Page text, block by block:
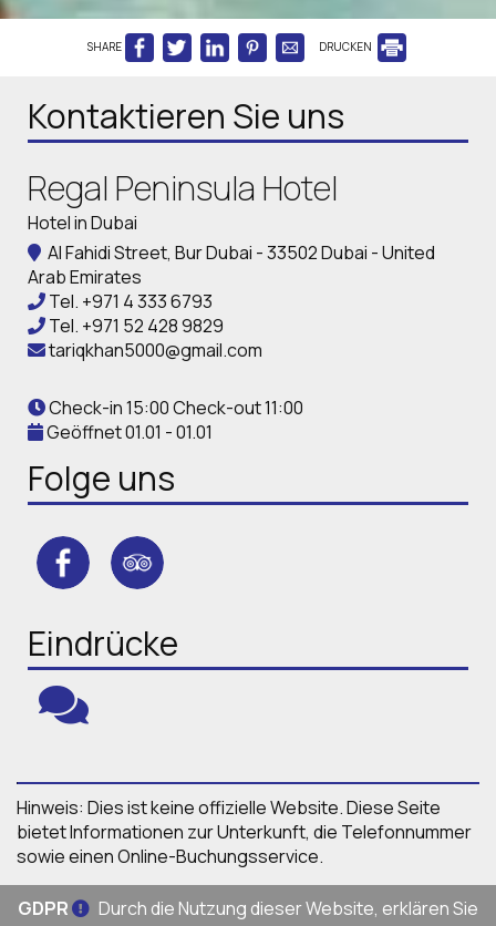
SHARE DRUCKEN
Kontaktieren Sie uns
Regal Peninsula Hotel
Hotel in Dubai
Al Fahidi Street, Bur Dubai - 33502 Dubai - United
Arab Emirates
Tel. +971 4 333 6793
Tel. +971 52 428 9829
tariqkhan5000@gmail.com
Check-in 15:00 Check-out 11:00
Geöffnet 01.01 - 01.01
Folge uns
Eindrücke
Hinweis: Dies ist keine offizielle Website. Diese Seite
bietet Informationen zur Unterkunft, die Telefonnummer
sowie einen Online-Buchungsservice.
GDPR
Durch die Nutzung dieser Website, erklären Sie